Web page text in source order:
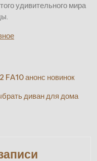
удивительного мира
FA10 анонс новинок
диван для дома